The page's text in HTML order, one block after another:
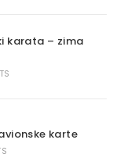
karata – zima
karte